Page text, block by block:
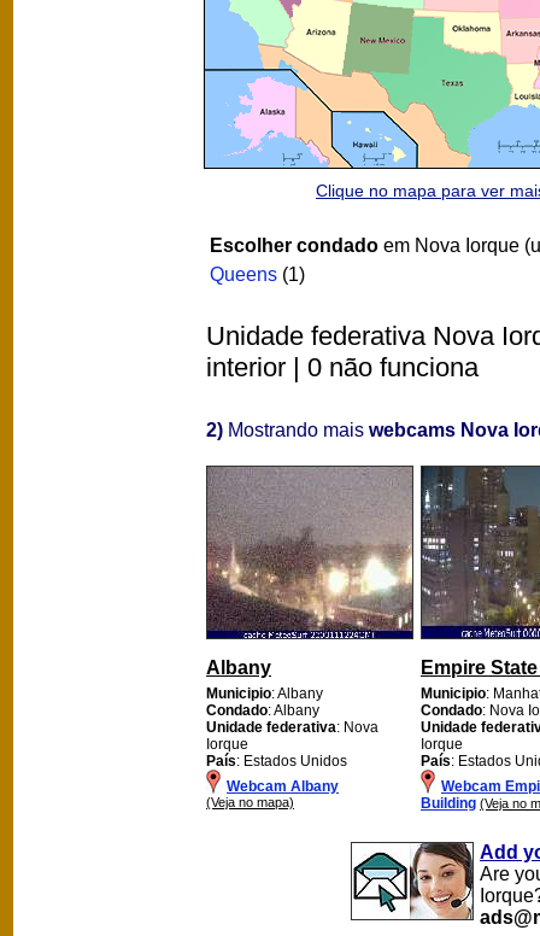
Clique no mapa para ver
Escolher condado em Nova Iorque
Queens (1)
Unidade federativa Nova
interior | 0 não funciona
2) Mostrando mais webcams Nova
Albany
Municipio: Albany
Condado: Albany
Unidade federativa: Nova
Iorque
País: Estados Unidos
Webcam Albany
(Veja no mapa)
Empire
Municipio:
Condado: Nova
Unidade
Iorque
País: Estados
Webcam
Building (Veja no
Add
Are